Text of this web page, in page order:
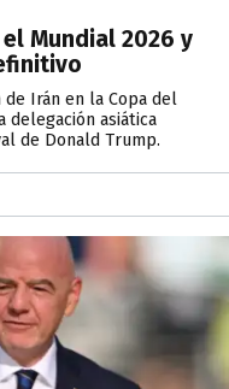
Mundial 2026 y
Irán en la Copa del
delegación asiática
de Donald Trump.